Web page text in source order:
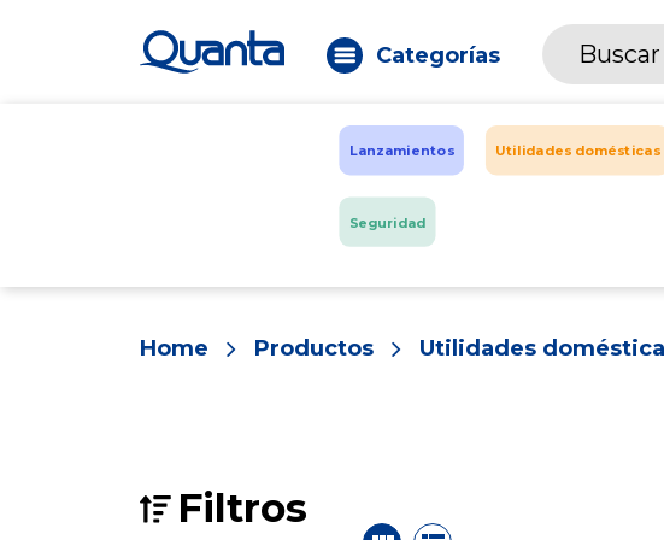
Categorías
Lanzamientos Utilidades domésticas
Seguridad
Home Productos Utilidades
Filtros